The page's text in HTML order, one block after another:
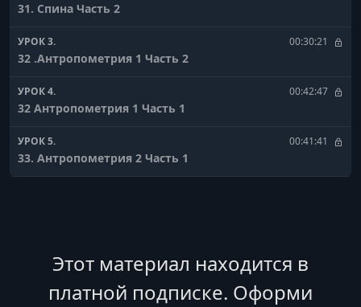
31. Спина Часть 2
УРОК 3. 00:30:21
32 .Антропометрия 1 Часть 2
УРОК 4. 00:42:47
32 Антропометрия 1 Часть 1
УРОК 5. 00:41:41
33. Антропометрия 2 Часть 1
34. Вкусняшки Часть 1
УРОК 8. 00:37:03
Этот материал находится в
платной подписке. Оформи